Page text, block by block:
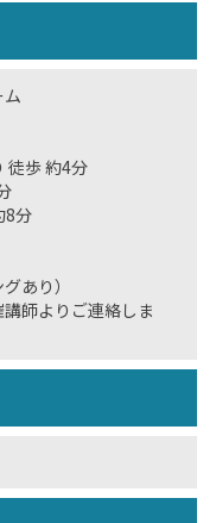
徒歩 約4分
8分
あり）
師よりご連絡しま